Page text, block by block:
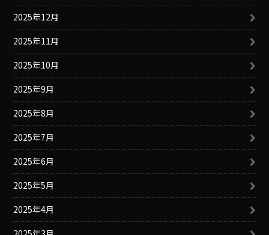
2025年12月
2025年11月
2025年10月
2025年9月
2025年8月
2025年7月
2025年6月
2025年5月
2025年4月